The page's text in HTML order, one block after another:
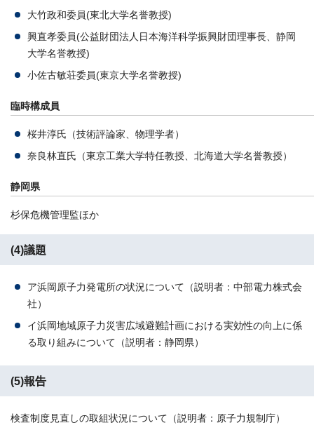
大竹政和委員(東北大学名誉教授)
興直孝委員(公益財団法人日本海洋科学振興財団理事長、静岡
大学名誉教授)
小佐古敏荘委員(東京大学名誉教授)
臨時構成員
桜井淳氏（技術評論家、物理学者）
奈良林直氏（東京工業大学特任教授、北海道大学名誉教授）
静岡県
杉保危機管理監ほか
(4)議題
ア浜岡原子力発電所の状況について（説明者：中部電力株式会
社）
イ浜岡地域原子力災害広域避難計画における実効性の向上に係
る取り組みについて（説明者：静岡県）
(5)報告
検査制度見直しの取組状況について（説明者：原子力規制庁）